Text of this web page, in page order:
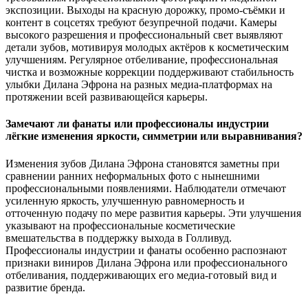
экспозиции. Выходы на красную дорожку, промо-съёмки и
контент в соцсетях требуют безупречной подачи. Камеры
высокого разрешения и профессиональный свет выявляют
детали зубов, мотивируя молодых актёров к косметическим
улучшениям. Регулярное отбеливание, профессиональная
чистка и возможные коррекции поддерживают стабильность
улыбки Дилана Эфрона на разных медиа-платформах на
протяжении всей развивающейся карьеры.
Замечают ли фанаты или профессионалы индустрии
лёгкие изменения яркости, симметрии или выравнивания?
Изменения зубов Дилана Эфрона становятся заметны при
сравнении ранних неформальных фото с нынешними
профессиональными появлениями. Наблюдатели отмечают
усиленную яркость, улучшенную равномерность и
отточенную подачу по мере развития карьеры. Эти улучшения
указывают на профессиональные косметические
вмешательства в поддержку выхода в Голливуд.
Профессионалы индустрии и фанаты особенно распознают
признаки виниров Дилана Эфрона или профессионального
отбеливания, поддерживающих его медиа-готовый вид и
развитие бренда.